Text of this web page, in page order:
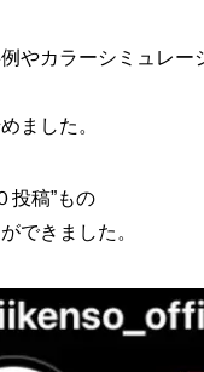
やカラーシミュレー
ました。
投稿”もの
できました。